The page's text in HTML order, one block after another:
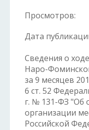
Просмотров:
Дата
Сведения о
Наро-
за 9 месяцев
6 ст. 52
г. № 131-ФЗ "Об
организации
Российской